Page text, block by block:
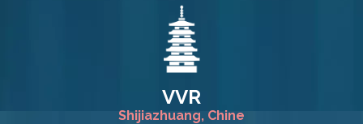
VVR
Shijiazhuang, Chine